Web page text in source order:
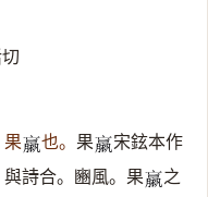
果𧝹 也。 果𧝹 宋鉉本作
詩合。豳風。果𧝹 之